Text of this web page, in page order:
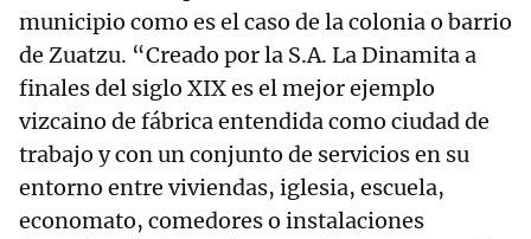
municipio como es el caso de la colonia o barrio
de Zuatzu. “Creado por la S.A. La Dinamita a
finales del siglo XIX es el mejor ejemplo
vizcaino de fábrica entendida como ciudad de
trabajo y con un conjunto de servicios en su
entorno entre viviendas, iglesia, escuela,
economato, comedores o instalaciones